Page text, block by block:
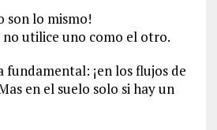
son lo mismo!
utilice uno como el otro.
fundamental: ¡en los flujos de
en el suelo solo si hay un